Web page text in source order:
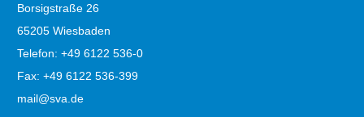
Borsigstraße 26
65205 Wiesbaden
Telefon: +49 6122 536-0
Fax: +49 6122 536-399
mail@sva.de